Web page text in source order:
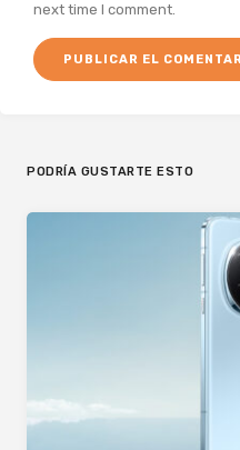
next time I comment.
PODRÍA GUSTARTE ESTO